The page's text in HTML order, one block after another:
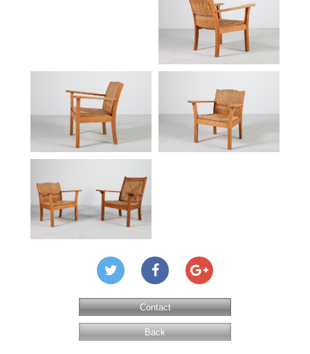
Contact
Back